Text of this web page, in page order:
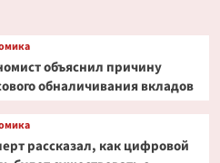
объяснил причину
обналичивания вкладов
рассказал, как цифровой